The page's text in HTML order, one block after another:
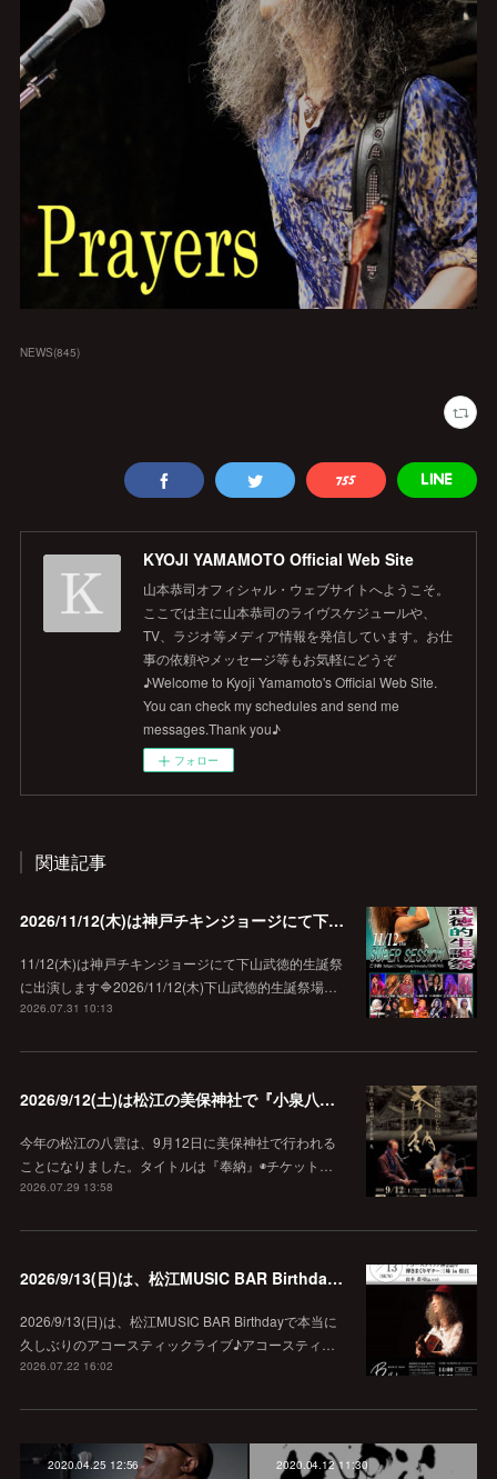
NEWS(845)
KYOJI YAMAMOTO Official Web Site
山本恭司オフィシャル・ウェブサイトへようこそ。
ここでは主に山本恭司のライヴスケジュールや、
TV、ラジオ等メディア情報を発信しています。お仕
事の依頼やメッセージ等もお気軽にどうぞ
♪Welcome to Kyoji Yamamoto's Official Web Site.
You can check my schedules and send me
messages.Thank you♪
フォロー
関連記事
2026/11/12(木)は神戸チキンジョージにて下山武徳的生誕祭に出演します♪
11/12(木)は神戸チキンジョージにて下山武徳的生誕祭
に出演します🔷2026/11/12(木)下山武徳的生誕祭場…
2026.07.31 10:13
2026/9/12(土)は松江の美保神社で『小泉八雲朗読のしらべ』
今年の松江の八雲は、9月12日に美保神社で行われる
ことになりました。タイトルは『奉納』◉チケット…
2026.07.29 13:58
2026/9/13(日)は、松江MUSIC BAR Birthdayでアコースティック弾き語り弾きまくりギター三昧♪
2026/9/13(日)は、松江MUSIC BAR Birthdayで本当に
久しぶりのアコースティックライブ♪アコースティ…
2026.07.22 16:02
2020.04.25 12:56 2020.04.12 11:30